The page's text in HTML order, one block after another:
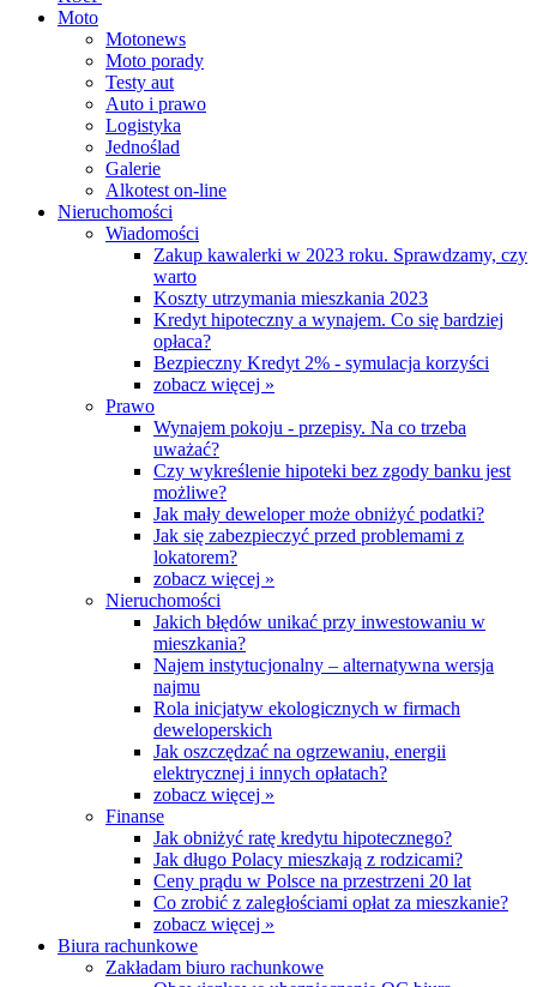
Moto
Motonews
Moto porady
Testy aut
Auto i prawo
Logistyka
Jednoślad
Galerie
Alkotest on-line
Nieruchomości
Wiadomości
Zakup kawalerki w 2023 roku. Sprawdzamy, czy
warto
Koszty utrzymania mieszkania 2023
Kredyt hipoteczny a wynajem. Co się bardziej
opłaca?
Bezpieczny Kredyt 2% - symulacja korzyści
zobacz więcej »
Prawo
Wynajem pokoju - przepisy. Na co trzeba
uważać?
Czy wykreślenie hipoteki bez zgody banku jest
możliwe?
Jak mały deweloper może obniżyć podatki?
Jak się zabezpieczyć przed problemami z
lokatorem?
zobacz więcej »
Nieruchomości
Jakich błędów unikać przy inwestowaniu w
mieszkania?
Najem instytucjonalny – alternatywna wersja
najmu
Rola inicjatyw ekologicznych w firmach
deweloperskich
Jak oszczędzać na ogrzewaniu, energii
elektrycznej i innych opłatach?
zobacz więcej »
Finanse
Jak obniżyć ratę kredytu hipotecznego?
Jak długo Polacy mieszkają z rodzicami?
Ceny prądu w Polsce na przestrzeni 20 lat
Co zrobić z zaległościami opłat za mieszkanie?
zobacz więcej »
Biura rachunkowe
Zakładam biuro rachunkowe